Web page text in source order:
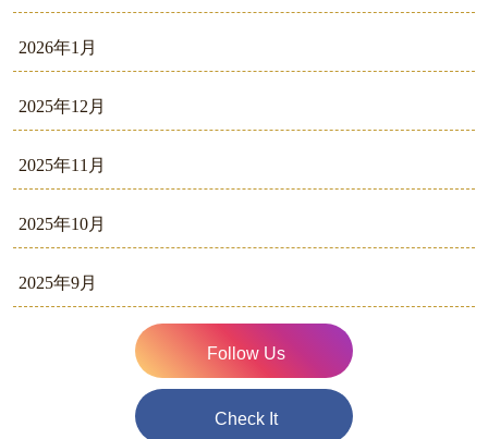
2026年1月
2025年12月
2025年11月
2025年10月
2025年9月
Follow Us
Check It